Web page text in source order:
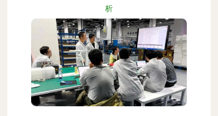
析
更新时间：2026-08-04 11:55:17